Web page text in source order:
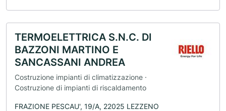
TERMOELETTRICA S.N.C. DI
BAZZONI MARTINO E
SANCASSANI ANDREA
Costruzione impianti di climatizzazione ·
Costruzione di impianti di riscaldamento
FRAZIONE PESCAU', 19/A, 22025 LEZZENO